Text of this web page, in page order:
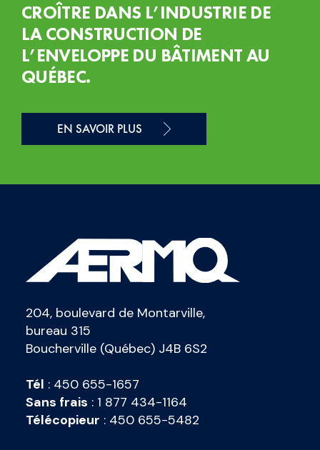
CROÎTRE DANS L’INDUSTRIE DE
LA CONSTRUCTION DE
L’ENVELOPPE DU BÂTIMENT AU
QUÉBEC.
EN SAVOIR PLUS
204, boulevard de Montarville,
bureau 315
Boucherville (Québec) J4B 6S2
Tél : 450 655-1657
Sans frais : 1 877 434-1164
Télécopieur : 450 655-5482